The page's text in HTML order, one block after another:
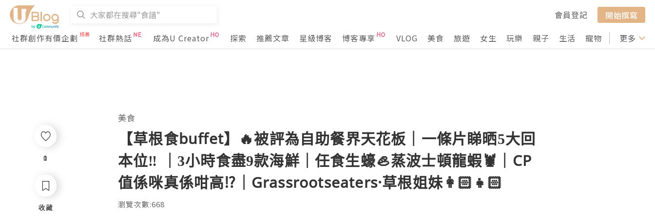
會員登記
開始撰寫
社群創作有價企劃
社群熱話 成為U Creator 探索 推薦文章 星級博客 博客專享 VLOG 美食 旅遊 女生 玩樂 親子 生活 寵物 行山 打卡
更多
1
收藏
美食
【草根食buffet】🔥被評為自助餐界天花板｜一條片睇晒5大回
本位‼️ ｜3小時食盡9款海鮮｜任食生蠔🦪蒸波士頓龍蝦🦞｜CP
值係咪真係咁高⁉️｜Grassrootseaters·草根姐妹👩🏻👧🏻
瀏覽次數:668
0
收藏